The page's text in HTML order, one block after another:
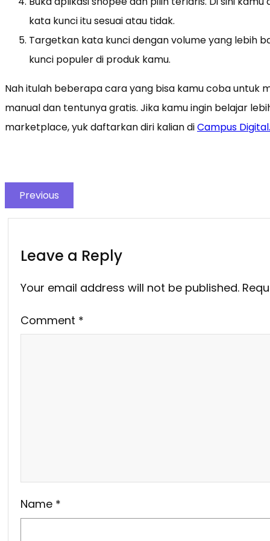
kata kunci itu sesuai atau tidak.
Targetkan kata kunci dengan volume yang lebih
kunci populer di produk kamu.
Nah itulah beberapa cara yang bisa kamu coba untuk
manual dan tentunya gratis. Jika kamu ingin belajar
marketplace, yuk daftarkan diri kalian diCampus Digital.
Previous
Leave a Reply
Your email address will not be published.
Comment *
Name *